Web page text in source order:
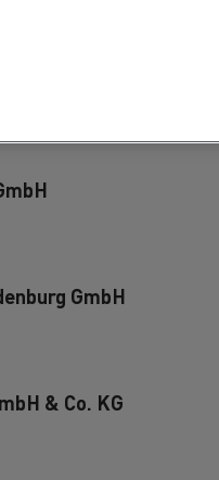
GmbH
& Co. KG